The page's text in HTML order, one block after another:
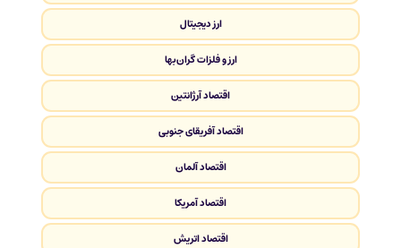
ارز دیجیتال
ارز و فلزات گران‌بها
اقتصاد آرژانتین
اقتصاد آفریقای جنوبی
اقتصاد آلمان
اقتصاد آمریکا
اقتصاد اتریش